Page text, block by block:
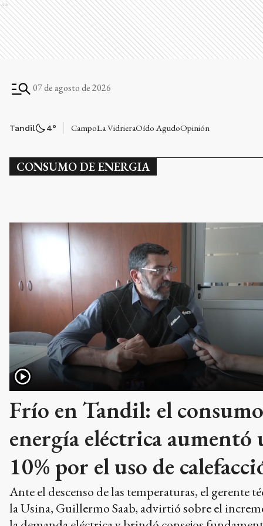
Ads
07 de agosto de 2026
Tandil 4° CampoLa VidrieraOído AgudoOpinión
CONSUMO DE ENERGIA
Frío en Tandil: el
energía eléctrica aumentó
10% por el uso de
Ante el descenso de las temperaturas, el gerente
la Usina, Guillermo Saab, advirtió sobre el